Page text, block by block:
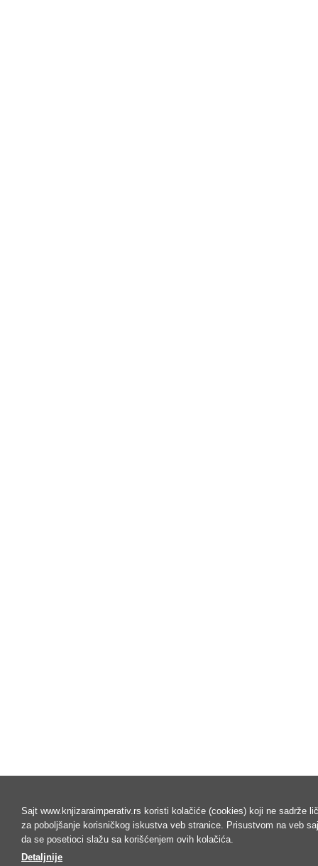
Sajt www.knjizaraimperativ.rs koristi kolačiće (cookies) koji ne sadrže
za poboljšanje korisničkog iskustva veb stranice. Prisustvom na veb
da se posetioci slažu sa korišćenjem ovih kolačića.
Detaljnije